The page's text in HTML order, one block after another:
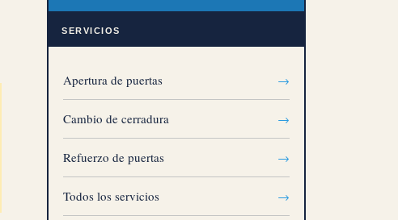
SERVICIOS
Apertura de puertas →
Cambio de cerradura →
Refuerzo de puertas →
Todos los servicios →